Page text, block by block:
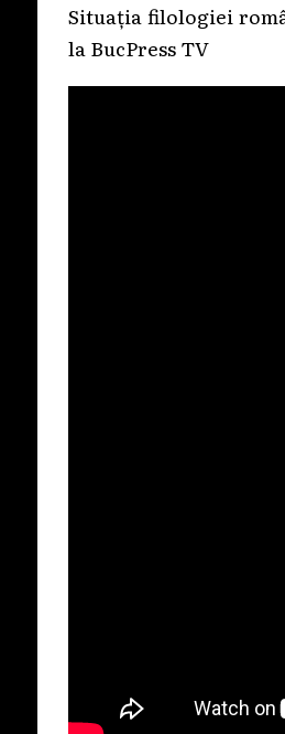
Situația filologiei
la BucPress TV